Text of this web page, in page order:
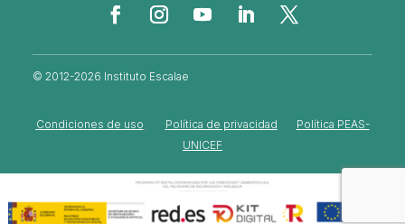
© 2012-2026 Instituto Escalae
Condiciones de uso Política de privacidad
Política PEAS-
UNICEF